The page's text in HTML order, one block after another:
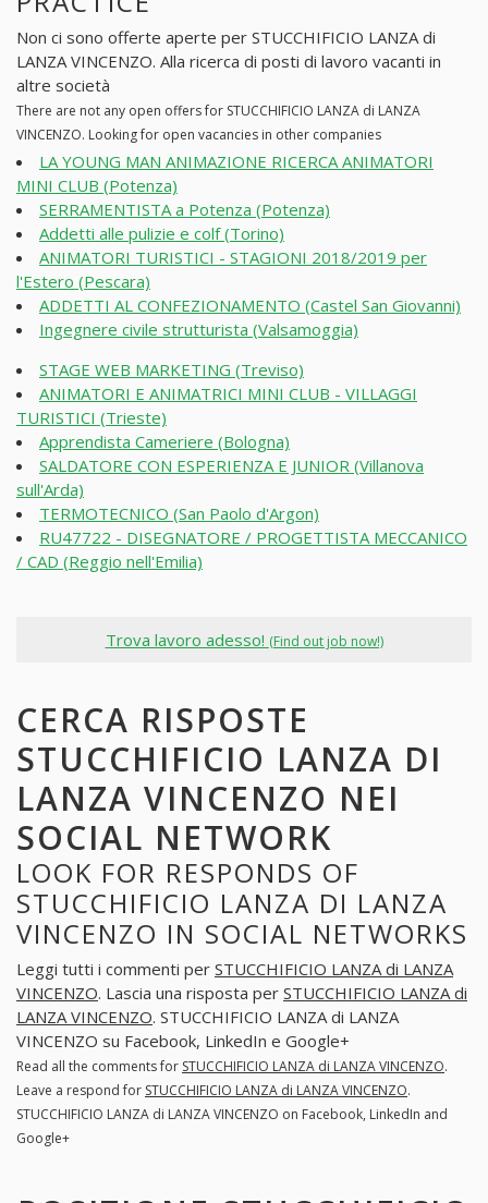
Non ci sono offerte aperte per STUCCHIFICIO LANZA di
LANZA VINCENZO. Alla ricerca di posti di lavoro vacanti in
altre società
There are not any open offers for STUCCHIFICIO LANZA di LANZA
VINCENZO. Looking for open vacancies in other companies
LA YOUNG MAN ANIMAZIONE RICERCA ANIMATORI
MINI CLUB (Potenza)
SERRAMENTISTA a Potenza (Potenza)
Addetti alle pulizie e colf (Torino)
ANIMATORI TURISTICI - STAGIONI 2018/2019 per
l'Estero (Pescara)
ADDETTI AL CONFEZIONAMENTO (Castel San Giovanni)
Ingegnere civile strutturista (Valsamoggia)
STAGE WEB MARKETING (Treviso)
ANIMATORI E ANIMATRICI MINI CLUB - VILLAGGI
TURISTICI (Trieste)
Apprendista Cameriere (Bologna)
SALDATORE CON ESPERIENZA E JUNIOR (Villanova
sull'Arda)
TERMOTECNICO (San Paolo d'Argon)
RU47722 - DISEGNATORE / PROGETTISTA MECCANICO
/ CAD (Reggio nell'Emilia)
Trova lavoro adesso! (Find out job now!)
CERCA RISPOSTE
STUCCHIFICIO LANZA DI
LANZA VINCENZO NEI
SOCIAL NETWORK
LOOK FOR RESPONDS OF
STUCCHIFICIO LANZA DI LANZA
VINCENZO IN SOCIAL NETWORKS
Leggi tutti i commenti per STUCCHIFICIO LANZA di LANZA
VINCENZO. Lascia una risposta per STUCCHIFICIO LANZA di
LANZA VINCENZO. STUCCHIFICIO LANZA di LANZA
VINCENZO su Facebook, LinkedIn e Google+
Read all the comments for STUCCHIFICIO LANZA di LANZA VINCENZO.
Leave a respond for STUCCHIFICIO LANZA di LANZA VINCENZO.
STUCCHIFICIO LANZA di LANZA VINCENZO on Facebook, LinkedIn and
Google+